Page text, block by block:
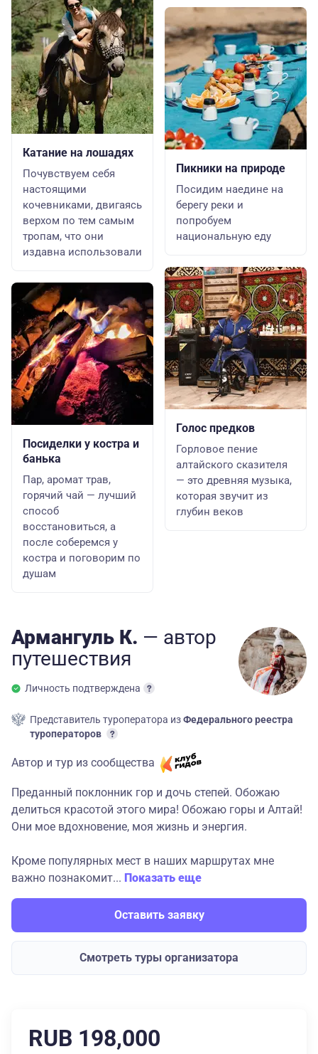
Катание на лошадях
Почувствуем себя
настоящими
кочевниками, двигаясь
верхом по тем самым
тропам, что они
издавна использовали
Посиделки у костра и
банька
Пар, аромат трав,
горячий чай — лучший
способ
восстановиться, а
после соберемся у
костра и поговорим по
душам
Пикники на природе
Посидим наедине на
берегу реки и
попробуем
национальную еду
Голос предков
Горловое пение
алтайского сказителя
— это древняя музыка,
которая звучит из
глубин веков
Армангуль К. — автор
путешествия
Личность подтверждена
Представитель туроператора изФедерального реестра
туроператоров
Автор и тур из сообщества
Преданный поклонник гор и дочь степей. Обожаю
делиться красотой этого мира! Обожаю горы и Алтай!
Они мое вдохновение, моя жизнь и энергия.
Кроме популярных мест в наших маршрутах мне
важно познакомит... Показать еще
Оставить заявку
Смотреть туры организатора
RUB 198,000